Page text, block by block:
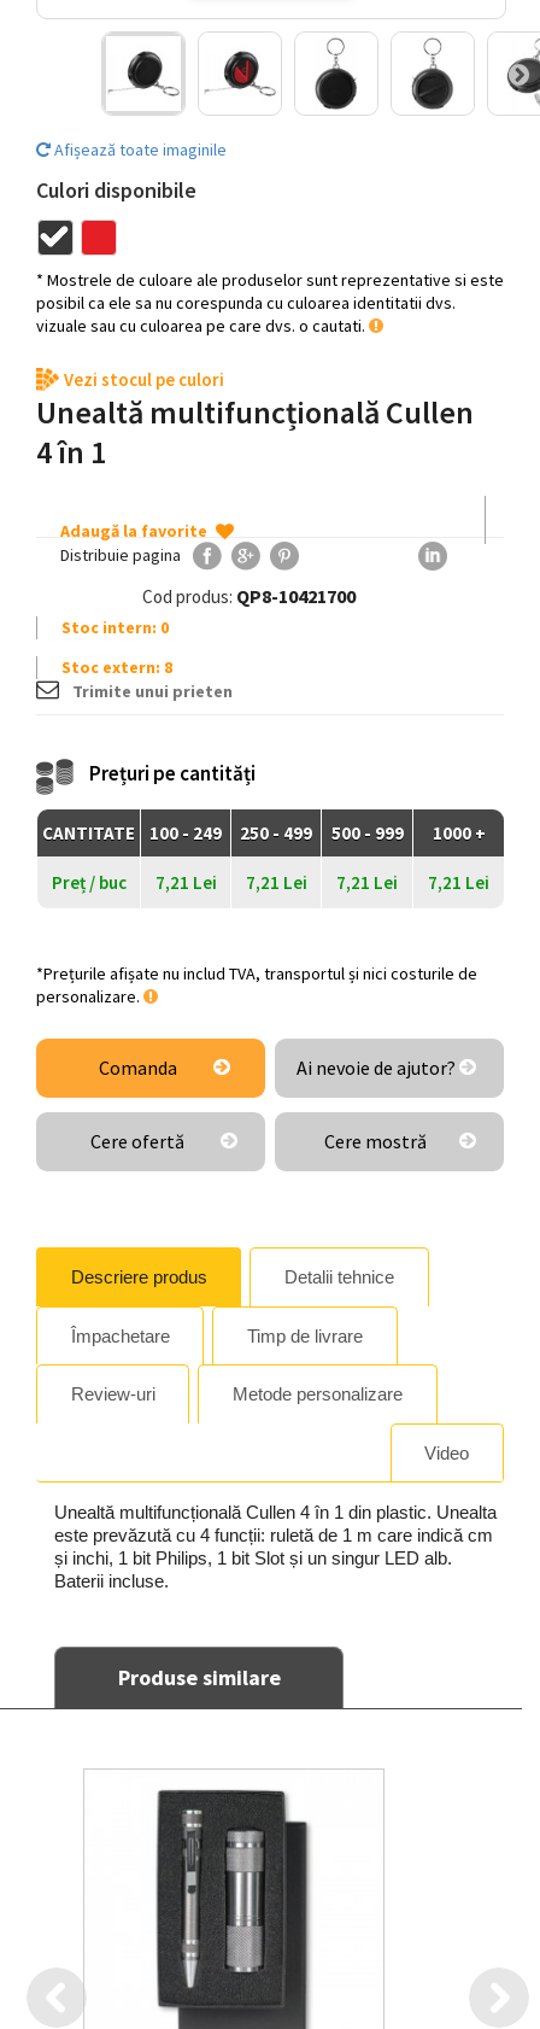
Afișează toate imaginile
Culori disponibile
* Mostrele de culoare ale produselor sunt reprezentative si este
posibil ca ele sa nu corespunda cu culoarea identitatii dvs.
vizuale sau cu culoarea pe care dvs. o cautati.
Vezi stocul pe culori
Unealtă multifuncțională Cullen
4 în 1
Adaugă la favorite
Distribuie pagina
Cod produs: QP8-10421700
Stoc intern: 0
Stoc extern: 8
Trimite unui prieten
Prețuri pe cantități
CANTITATE 100 - 249 250 - 499 500 - 999 1000 +
Preț / buc 7,21 Lei 7,21 Lei 7,21 Lei 7,21 Lei
*Prețurile afișate nu includ TVA, transportul și nici costurile de
personalizare.
Comanda Ai nevoie de ajutor?
Cere ofertă Cere mostră
Descriere produs Detalii tehnice
Împachetare Timp de livrare
Review-uri Metode personalizare
Video
Unealtă multifuncțională Cullen 4 în 1 din plastic. Unealta
este prevăzută cu 4 funcții: ruletă de 1 m care indică cm
și inchi, 1 bit Philips, 1 bit Slot și un singur LED alb.
Baterii incluse.
Produse similare